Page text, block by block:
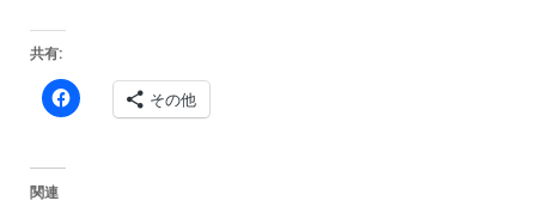
共有:
Facebook
で その他
関連